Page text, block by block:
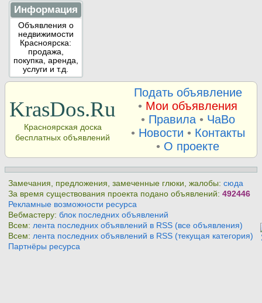
Информация
Объявления о
недвижимости
Красноярска:
продажа,
покупка, аренда,
услуги и т.д.
KrasDos.Ru
Красноярская доска
бесплатных объявлений
Подать объявление
• Мои объявления
• Правила• ЧаВо
• Новости • Контакты
• О проекте
Замечания, предложения, замеченные глюки, жалобы:сюда
За время существования проекта подано объявлений:492446
Рекламные возможности ресурса
Вебмастеру:блок последних объявлений
Всем: лента последних объявлений в RSS (все объявления)
Всем: лента последних объявлений в RSS (текущая категория)
Партнёры ресурса